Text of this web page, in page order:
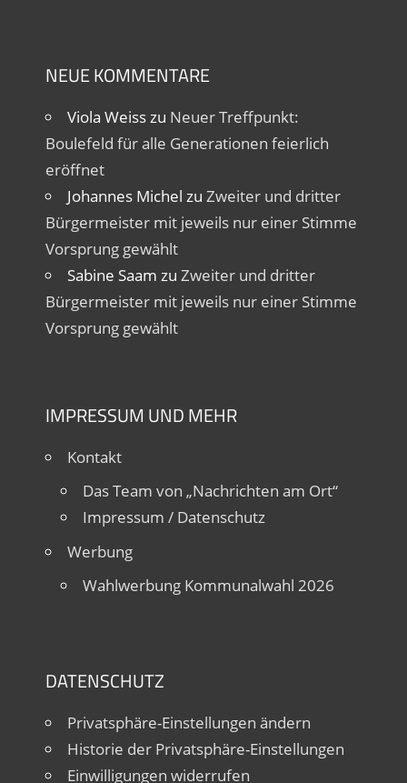
NEUE KOMMENTARE
Viola Weisszu Neuer Treffpunkt:
Boulefeld für alle Generationen feierlich
eröffnet
Johannes Michel zu Zweiter und dritter
Bürgermeister mit jeweils nur einer Stimme
Vorsprung gewählt
Sabine Saam zu Zweiter und dritter
Bürgermeister mit jeweils nur einer Stimme
Vorsprung gewählt
IMPRESSUM UND MEHR
Kontakt
Das Team von „Nachrichten am Ort“
Impressum / Datenschutz
Werbung
Wahlwerbung Kommunalwahl 2026
DATENSCHUTZ
Privatsphäre-Einstellungen ändern
Historie der Privatsphäre-Einstellungen
Einwilligungen widerrufen